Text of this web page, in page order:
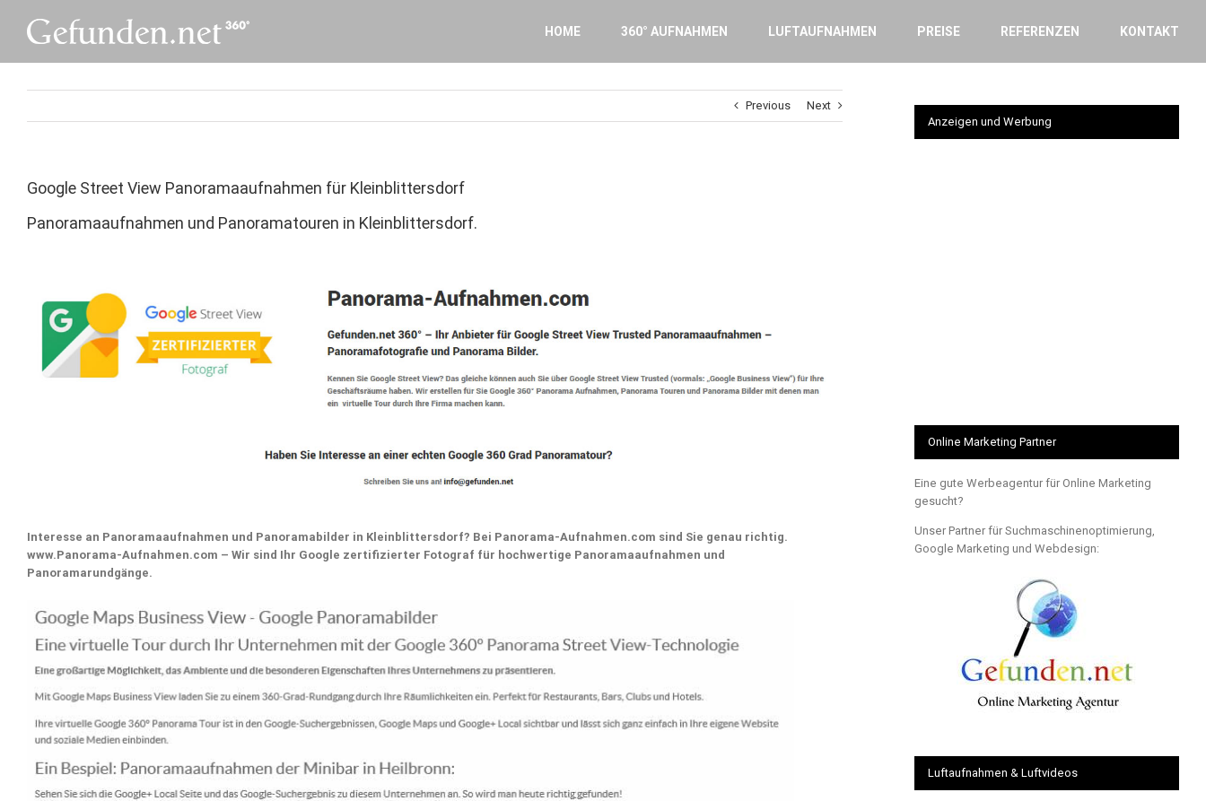
content
HOME 360° AUFNAHMEN LUFTAUFNAHMEN PREISE REFERENZEN KONTAKT
Previous Next
Google Street View Panoramaaufnahmen für Kleinblittersdorf
Panoramaaufnahmen und Panoramatouren in Kleinblittersdorf.
Interesse an Panoramaaufnahmen und Panoramabilder in Kleinblittersdorf? Bei Panorama-Aufnahmen.com sind Sie genau richtig.
www.Panorama-Aufnahmen.com – Wir sind Ihr Google zertifizierter Fotograf für hochwertige Panoramaaufnahmen und
Panoramarundgänge.
Anzeigen und Werbung
Online Marketing Partner
Eine gute Werbeagentur für Online Marketing
gesucht?
Unser Partner für Suchmaschinenoptimierung,
Google Marketing und Webdesign:
Luftaufnahmen & Luftvideos